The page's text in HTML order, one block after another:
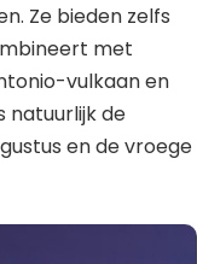
Ze bieden zelfs
met
vulkaan en
natuurlijk de
en de vroege